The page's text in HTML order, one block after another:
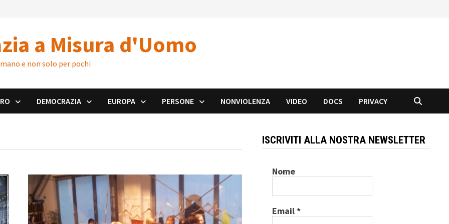
a Misura d'Uomo
e non solo per pochi
DEMOCRAZIA EUROPA PERSONE NONVIOLENZA VIDEO DOCS PRIVACY
ISCRIVITI ALLA NOSTRA NEWSLETTER
Nome
Email*